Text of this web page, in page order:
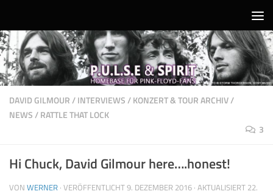
DAVID GILMOUR/INTERVIEWS/KONZERT & TOUR ARCHIV/
NEWS/RATTLE THAT LOCK
3
Hi Chuck, David Gilmour here….honest!
VON WERNER · VERÖFFENTLICHT9. DEZEMBER 2016 · AKTUALISIERT 22.